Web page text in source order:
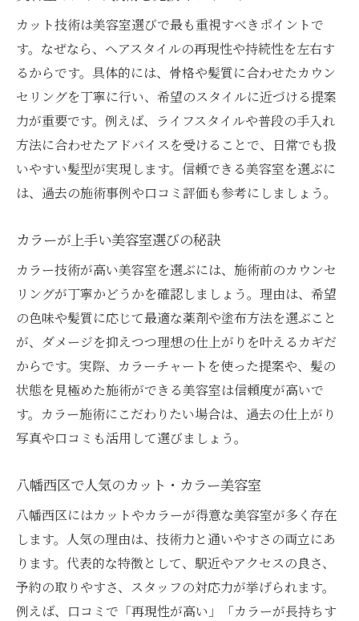
カット技術は美容室選びで最も重視すべきポイントで
す。なぜなら、ヘアスタイルの再現性や持続性を左右す
るからです。具体的には、骨格や髪質に合わせたカウン
セリングを丁寧に行い、希望のスタイルに近づける提案
力が重要です。例えば、ライフスタイルや普段の手入れ
方法に合わせたアドバイスを受けることで、日常でも扱
いやすい髪型が実現します。信頼できる美容室を選ぶに
は、過去の施術事例や口コミ評価も参考にしましょう。
カラーが上手い美容室選びの秘訣
カラー技術が高い美容室を選ぶには、施術前のカウンセ
リングが丁寧かどうかを確認しましょう。理由は、希望
の色味や髪質に応じて最適な薬剤や塗布方法を選ぶこと
が、ダメージを抑えつつ理想の仕上がりを叶えるカギだ
からです。実際、カラーチャートを使った提案や、髪の
状態を見極めた施術ができる美容室は信頼度が高いで
す。カラー施術にこだわりたい場合は、過去の仕上がり
写真や口コミも活用して選びましょう。
八幡西区で人気のカット・カラー美容室
八幡西区にはカットやカラーが得意な美容室が多く存在
します。人気の理由は、技術力と通いやすさの両立にあ
ります。代表的な特徴として、駅近やアクセスの良さ、
予約の取りやすさ、スタッフの対応力が挙げられます。
例えば、口コミで「再現性が高い」「カラーが長持ちす